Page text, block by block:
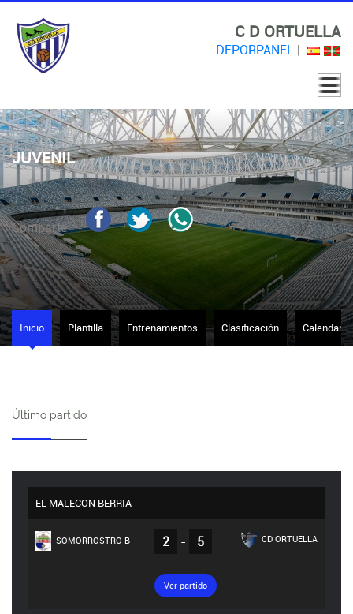
C D ORTUELLA
DEPORPANEL |
JUVENIL
Comparte
Inicio Plantilla Entrenamientos Clasificación Calendario
Último partido
EL MALECON BERRIA
SOMORROSTRO B 2 - 5
Ver partido
CD ORTUELLA